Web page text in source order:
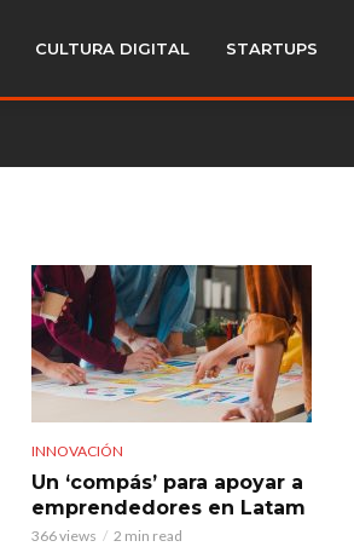
CULTURA DIGITAL STARTUPS
INNOVACIÓN
Un ‘compás’ para apoyar a
emprendedores en Latam
366 views 2 min read